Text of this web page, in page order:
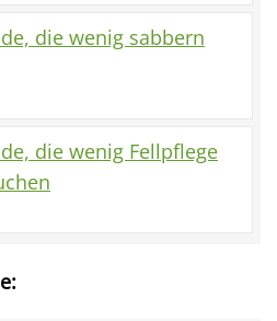
die wenig sabbern
die wenig Fellpflege